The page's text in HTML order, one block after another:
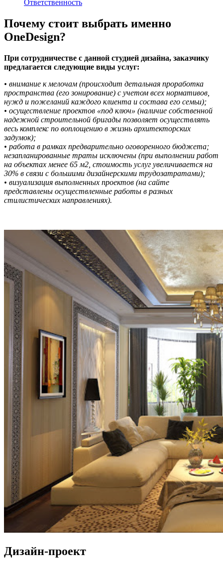
Ответственность
Почему стоит выбрать именно
OneDesign?
При сотрудничестве с данной студией дизайна, заказчику
предлагается следующие виды услуг:
• внимание к мелочам (происходит детальная проработка
пространства (его зонирование) с учетом всех нормативов,
нужд и пожеланий каждого клиента и состава его семьи);
• осуществление проектов «под ключ» (наличие собственной
надежной строительной бригады позволяет осуществлять
весь комплекс по воплощению в жизнь архитекторских
задумок);
• работа в рамках предварительно оговоренного бюджета;
незапланированные траты исключены (при выполнении работ
на объектах менее 65 м2, стоимость услуг увеличивается на
30% в связи с большими дизайнерскими трудозатратами);
• визуализация выполненных проектов (на сайте
представлены осуществленные работы в разных
стилистических направлениях).
Дизайн-проект